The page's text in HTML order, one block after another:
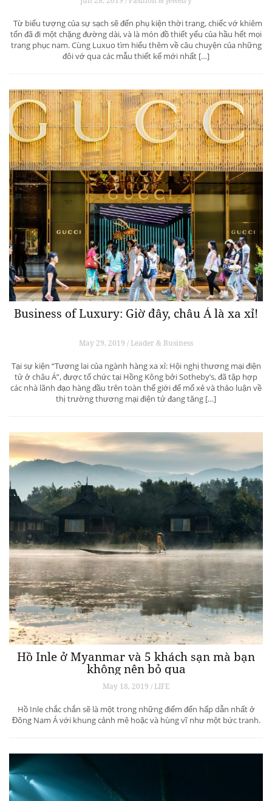
Từ biểu tượng của sự sạch sẽ đến phụ kiện thời trang, chiếc vớ khiêm
tốn đã đi một chặng đường dài, và là món đồ thiết yếu của hầu hết mọi
trang phục nam. Cùng Luxuo tìm hiểu thêm về câu chuyện của những
đôi vớ qua các mẫu thiết kế mới nhất […]
Business of Luxury: Giờ đây, châu Á là xa xỉ!
May 29, 2019 / Leader & Business
Tại sự kiện “Tương lai của ngành hàng xa xỉ: Hội nghị thương mại điện
tử ở châu Á”, được tổ chức tại Hồng Kông bởi Sotheby’s, đã tập hợp
các nhà lãnh đạo hàng đầu trên toàn thế giới để mổ xẻ và thảo luận về
thị trường thương mại điện tử đang tăng […]
Hồ Inle ở Myanmar và 5 khách sạn mà bạn
không nên bỏ qua
May 18, 2019 / LIFE
Hồ Inle chắc chắn sẽ là một trong những điểm đến hấp dẫn nhất ở
Đông Nam Á với khung cảnh mê hoặc và hùng vĩ như một bức tranh.